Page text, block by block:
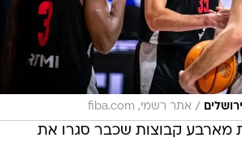
/ אתר רשמי, fiba.com
מארבע קבוצות שכבר סגרו את